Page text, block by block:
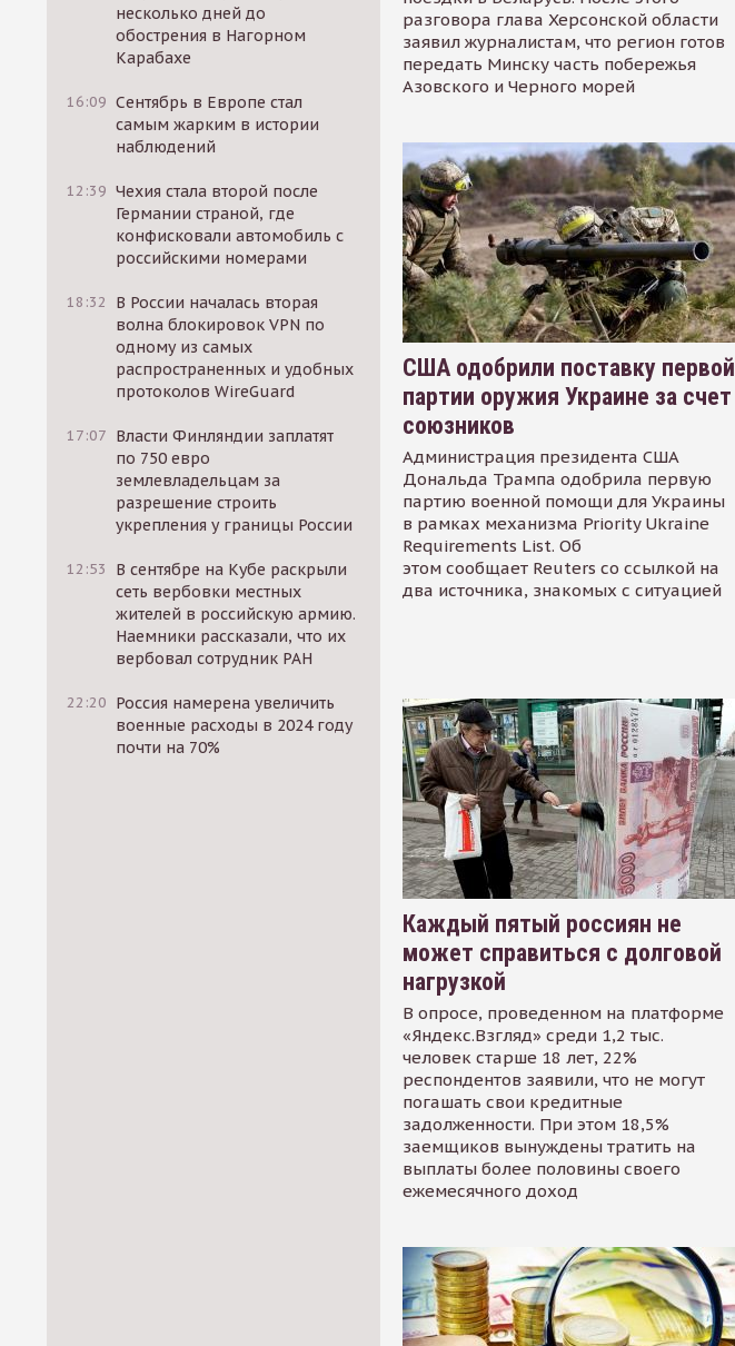
несколько дней до
обострения в Нагорном
Карабахе
16:09 Сентябрь в Европе стал
самым жарким в истории
наблюдений
12:39 Чехия стала второй после
Германии страной, где
конфисковали автомобиль с
российскими номерами
18:32
В России началась вторая
волна блокировок VPN по
одному из самых
распространенных и удобных
протоколов WireGuard
17:07 Власти Финляндии заплатят
по 750 евро
землевладельцам за
разрешение строить
укрепления у границы России
12:53
В сентябре на Кубе раскрыли
сеть вербовки местных
жителей в российскую армию.
Наемники рассказали, что их
вербовал сотрудник РАН
22:20 Россия намерена увеличить
военные расходы в 2024 году
почти на 70%
разговора глава Херсонской области
заявил журналистам, что регион готов
передать Минску часть побережья
Азовского и Черного морей
США одобрили поставку первой
партии оружия Украине за счет
союзников
Администрация президента США
Дональда Трампа одобрила первую
партию военной помощи для Украины
в рамках механизма Priority Ukraine
Requirements List. Об
этом сообщает Reuters со ссылкой на
два источника, знакомых с ситуацией
Каждый пятый россиян не
может справиться с долговой
нагрузкой
В опросе, проведенном на платформе
«Яндекс.Взгляд» среди 1,2 тыс.
человек старше 18 лет, 22%
респондентов заявили, что не могут
погашать свои кредитные
задолженности. При этом 18,5%
заемщиков вынуждены тратить на
выплаты более половины своего
ежемесячного доход